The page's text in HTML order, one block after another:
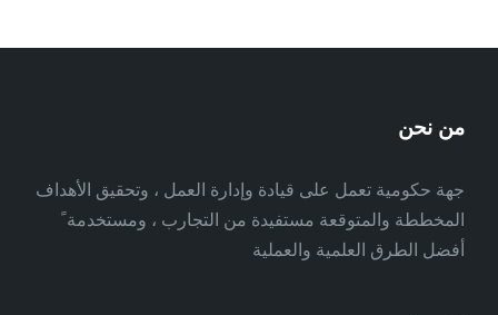
من نحن
جهة حكومية تعمل على قيادة وإدارة العمل ، وتحقيق الأهداف
المخططة والمتوقعة مستفيدة من التجارب ، ومستخدمة ً
أفضل الطرق العلمية والعملية